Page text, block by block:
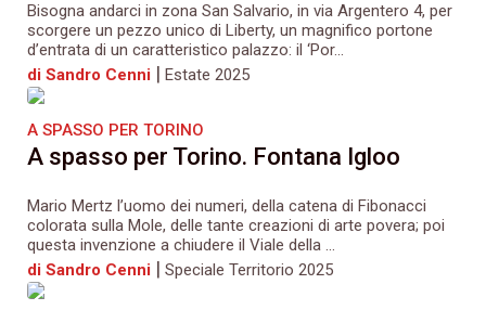
Bisogna andarci in zona San Salvario, in via Argentero 4, per
scorgere un pezzo unico di Liberty, un magnifico portone
d’entrata di un caratteristico palazzo: il ‘Por...
di Sandro Cenni | Estate 2025
A SPASSO PER TORINO
A spasso per Torino. Fontana Igloo
Mario Mertz l’uomo dei numeri, della catena di Fibonacci
colorata sulla Mole, delle tante creazioni di arte povera; poi
questa invenzione a chiudere il Viale della ...
di Sandro Cenni | Speciale Territorio 2025